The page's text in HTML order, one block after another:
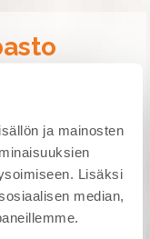
ja mainosten
Lisäksi
median,
uudella nimellä
mutta
valtuutetuilta